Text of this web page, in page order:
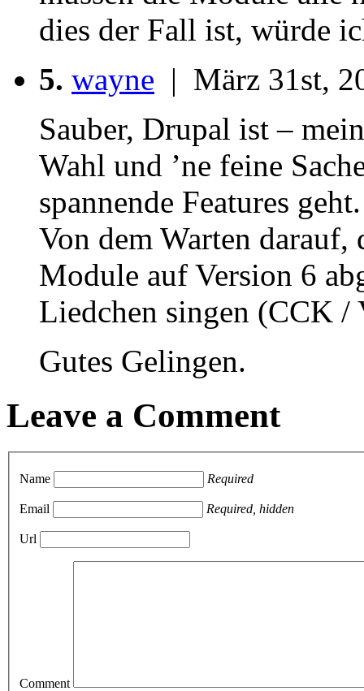
dies der Fall ist, würde
5. wayne | März 31st,
Sauber, Drupal ist –
Wahl und ’ne feine
spannende Features geht.
Von dem Warten
Module auf Version 6
Liedchen singen (CCK
Gutes Gelingen.
Leave a Comment
Name Required
Email Required, hidden
Url
Comment